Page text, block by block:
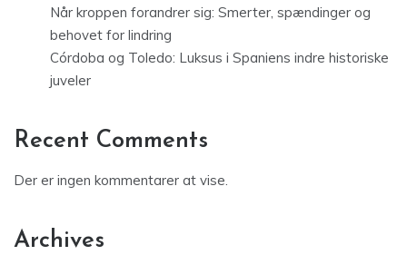
Når kroppen forandrer sig: Smerter, spændinger og
behovet for lindring
Córdoba og Toledo: Luksus i Spaniens indre historiske
juveler
Recent Comments
Der er ingen kommentarer at vise.
Archives